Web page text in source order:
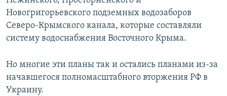
Новогригорьевского подземных водозаборов
Северо-Крымского канала, которые составляли
систему водоснабжения Восточного Крыма.
Но многие эти планы так и остались планами из-за
начавшегося полномасштабного вторжения РФ в
Украину.